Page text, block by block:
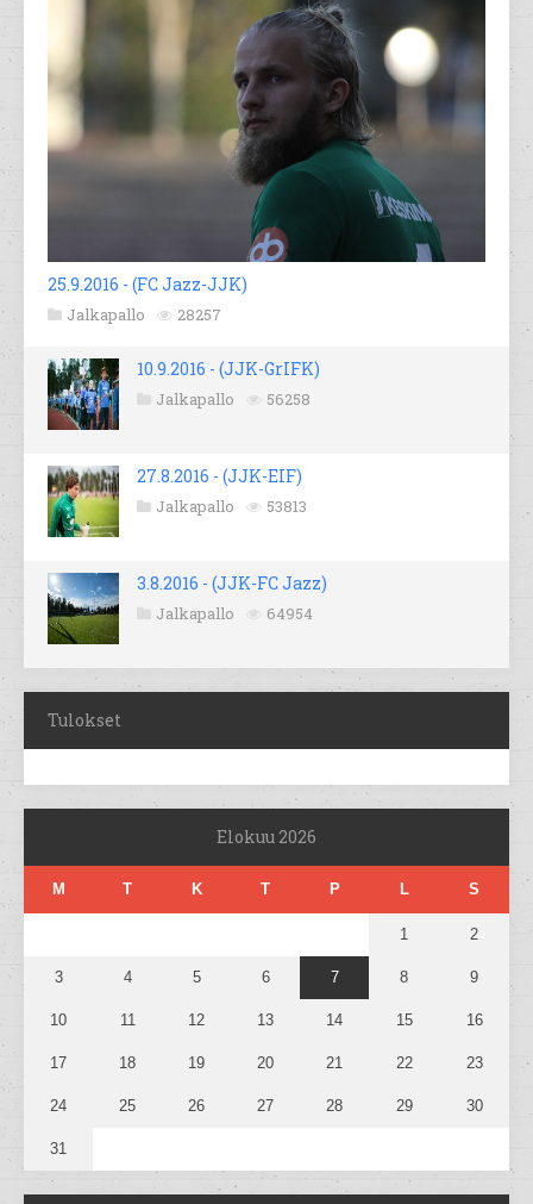
25.9.2016 - (FC Jazz-JJK)
Jalkapallo 28257
10.9.2016 - (JJK-GrIFK)
Jalkapallo 56258
27.8.2016 - (JJK-EIF)
Jalkapallo 53813
3.8.2016 - (JJK-FC Jazz)
Jalkapallo 64954
Tulokset
Elokuu 2026
M T K T P L S
1 2
3 4 5 6 7 8 9
10 11 12 13 14 15 16
17 18 19 20 21 22 23
24 25 26 27 28 29 30
31